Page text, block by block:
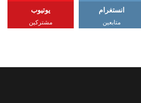
انستغرام
متابعين
يوتيوب
مشتركين